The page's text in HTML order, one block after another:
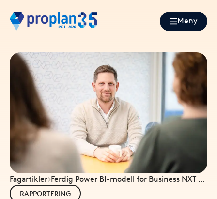
Meny
Fagartikler Ferdig Power BI-modell for Business NXT –
komplett rapportpakke klar til bruk
RAPPORTERING